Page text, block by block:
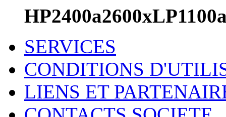
SERVICES
CONDITIONS
LIENS ET